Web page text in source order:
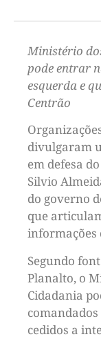
Ministério
pode entrar
esquerda e
Centrão
divulgaram
em defesa
Silvio
do governo
que
informações
Segundo
Planalto, o
Cidadania
cedidos a